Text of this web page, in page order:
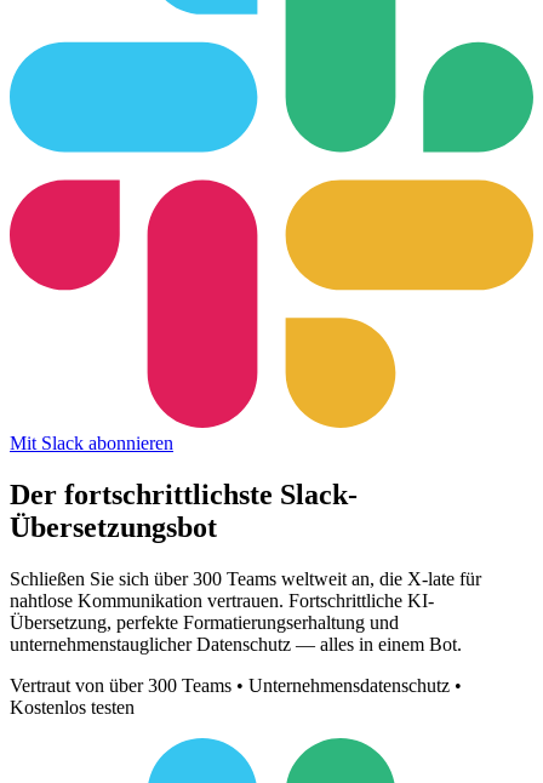
Mit Slack abonnieren
Der fortschrittlichste Slack-
Übersetzungsbot
Schließen Sie sich über 300 Teams weltweit an, die X-late für
nahtlose Kommunikation vertrauen. Fortschrittliche KI-
Übersetzung, perfekte Formatierungserhaltung und
unternehmenstauglicher Datenschutz — alles in einem Bot.
Vertraut von über 300 Teams • Unternehmensdatenschutz •
Kostenlos testen